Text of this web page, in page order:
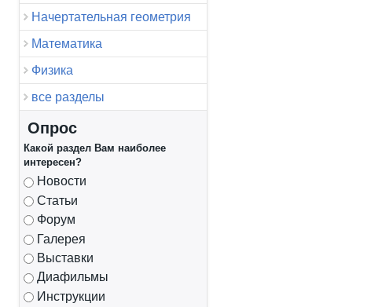
Начертательная геометрия
Математика
Физика
все разделы
Опрос
Какой раздел Вам наиболее
интересен?
Варианты
Новости
Статьи
Форум
Галерея
Выставки
Диафильмы
Инструкции